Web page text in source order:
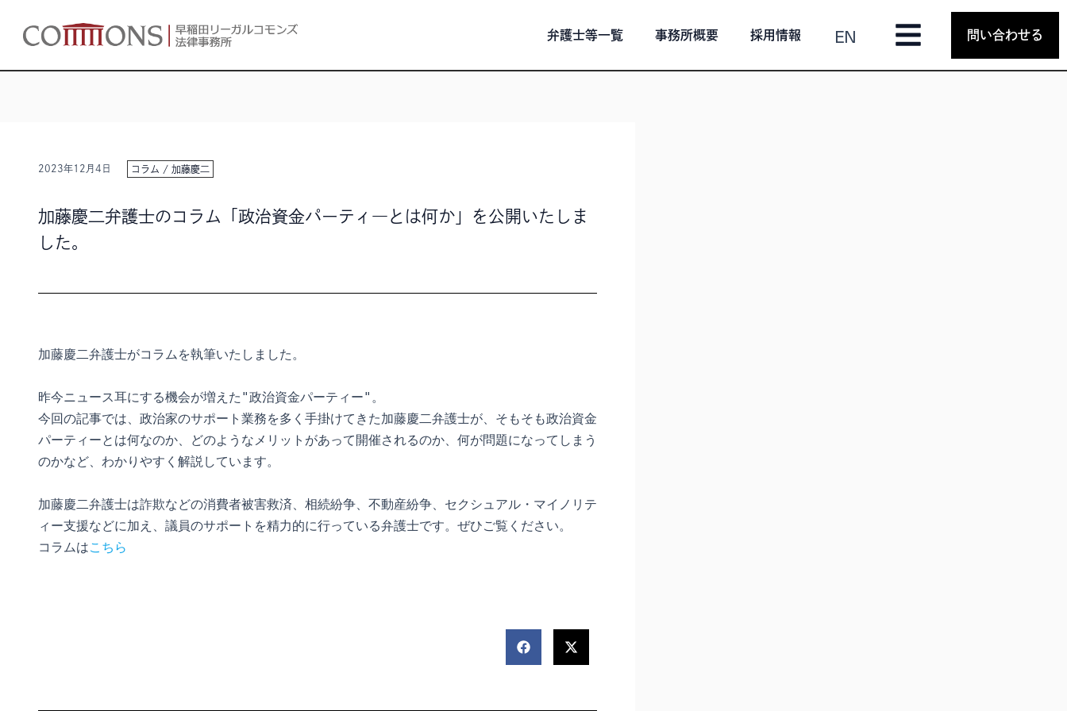
弁護士等一覧 事務所概要 採用情報 EN 問い合わせる
2023年12月4日 コラム / 加藤慶二
加藤慶二弁護士のコラム「政治資金パーティ―とは何か」を公開いたしま
した。
加藤慶二弁護士がコラムを執筆いたしました。
昨今ニュース耳にする機会が増えた"政治資金パーティー"。
今回の記事では、政治家のサポート業務を多く手掛けてきた加藤慶二弁護士が、そもそも政治資金
パーティーとは何なのか、どのようなメリットがあって開催されるのか、何が問題になってしまう
のかなど、わかりやすく解説しています。
加藤慶二弁護士は詐欺などの消費者被害救済、相続紛争、不動産紛争、セクシュアル・マイノリテ
ィー支援などに加え、議員のサポートを精力的に行っている弁護士です。ぜひご覧ください。
コラムはこちら